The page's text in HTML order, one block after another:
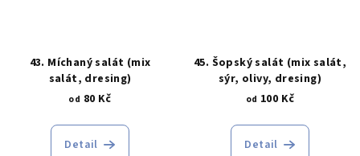
43. Míchaný salát (mix
salát, dresing)
od 80 Kč
Detail
45. Šopský salát (mix salát,
sýr, olivy, dresing)
od 100 Kč
Detail